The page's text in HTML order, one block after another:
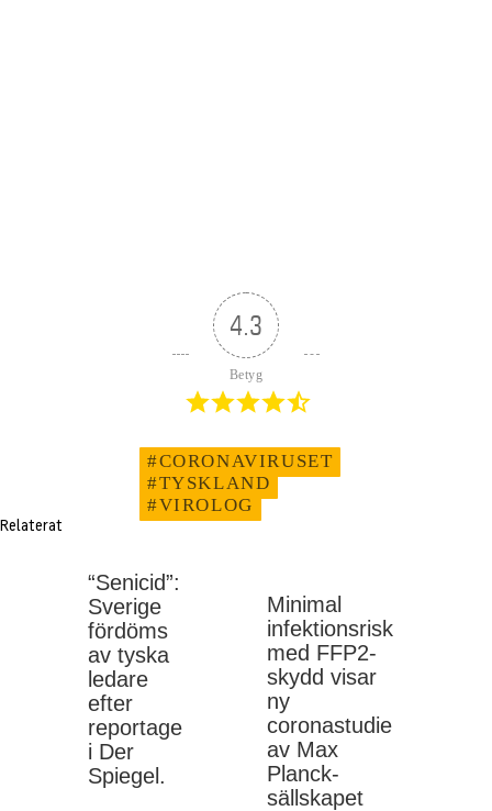
4.3
Betyg
#CORONAVIRUSET
#TYSKLAND
#VIROLOG
Relaterat
“Senicid”:
Sverige
fördöms
av tyska
ledare
efter
reportage
i Der
Spiegel.
Minimal
infektionsrisk
med FFP2-
skydd visar
ny
coronastudie
av Max
Planck-
sällskapet